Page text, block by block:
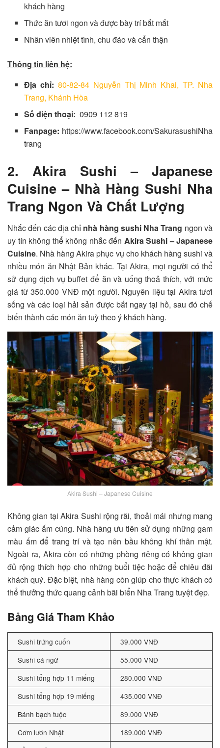
khách hàng
Thức ăn tươi ngon và được bày trí bắt mắt
Nhân viên nhiệt tình, chu đáo và cẩn thận
Thông tin liên hệ:
Địa chỉ: 80-82-84 Nguyễn Thị Minh Khai, TP. Nha
Trang, Khánh Hòa
Số điện thoại: 0909 112 819
Fanpage: https://www.facebook.com/SakurasushiNha
trang
2. Akira Sushi – Japanese
Cuisine – Nhà Hàng Sushi Nha
Trang Ngon Và Chất Lượng
Nhắc đến các địa chỉ nhà hàng sushi Nha Trang ngon và
uy tín không thể không nhắc đến Akira Sushi – Japanese
Cuisine. Nhà hàng Akira phục vụ cho khách hàng sushi và
nhiều món ăn Nhật Bản khác. Tại Akira, mọi người có thể
sử dụng dịch vụ buffet để ăn và uống thoả thích, với mức
giá từ 350.000 VNĐ một người. Nguyên liệu tại Akira tươi
sống và các loại hải sản được bắt ngay tại hồ, sau đó chế
biến thành các món ăn tuỳ theo ý khách hàng.
Akira Sushi – Japanese Cuisine
Không gian tại Akira Sushi rộng rãi, thoải mái nhưng mang
cảm giác ấm cúng. Nhà hàng ưu tiên sử dụng những gam
màu ấm để trang trí và tạo nên bầu không khí thân mật.
Ngoài ra, Akira còn có những phòng riêng có không gian
đủ rộng thích hợp cho những buổi tiệc hoặc để chiêu đãi
khách quý. Đặc biệt, nhà hàng còn giúp cho thực khách có
thể thưởng thức quang cảnh bãi biển Nha Trang tuyệt đẹp.
Bảng Giá Tham Khảo
Sushi trứng cuốn
39.000 VNĐ
Sushi cá ngừ
55.000 VNĐ
Sushi tổng hợp 11 miếng
280.000 VNĐ
Sushi tổng hợp 19 miếng
435.000 VNĐ
Bánh bạch tuộc
89.000 VNĐ
Cơm lươn Nhật
189.000 VNĐ